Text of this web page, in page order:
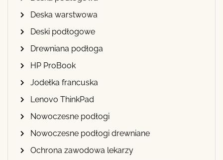
Deska warstwowa
Deski podłogowe
Drewniana podłoga
HP ProBook
Jodełka francuska
Lenovo ThinkPad
Nowoczesne podłogi
Nowoczesne podłogi drewniane
Ochrona zawodowa lekarzy